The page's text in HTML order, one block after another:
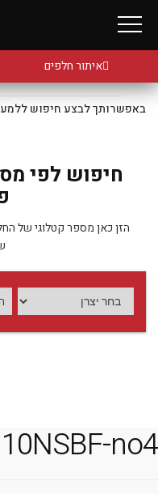
איתור חלפים
באפשרותך לבצע חיפוש
חיפוש לפי
הזן כאן מספר קטלוגי של
no4